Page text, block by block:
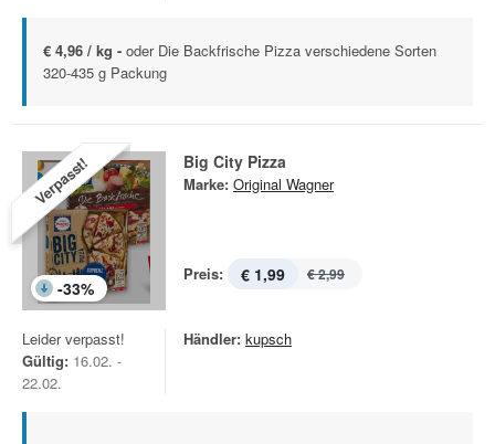
€ 4,96 / kg - oder Die Backfrische Pizza verschiedene Sorten
320-435 g Packung
Verpasst!
-33%
Big City Pizza
Marke: Original Wagner
Preis: € 1,99 € 2,99
Leider verpasst!
Gültig: 16.02. -
22.02.
Händler: kupsch